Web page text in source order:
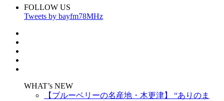
FOLLOW US
Tweets by bayfm78MHz
WHAT’s NEW
【ブルーベリーの名産地・木更津】 “ありのま